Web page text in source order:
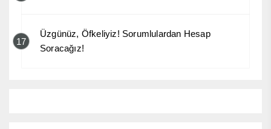
17
Üzgünüz, Öfkeliyiz! Sorumlulardan Hesap
Soracağız!